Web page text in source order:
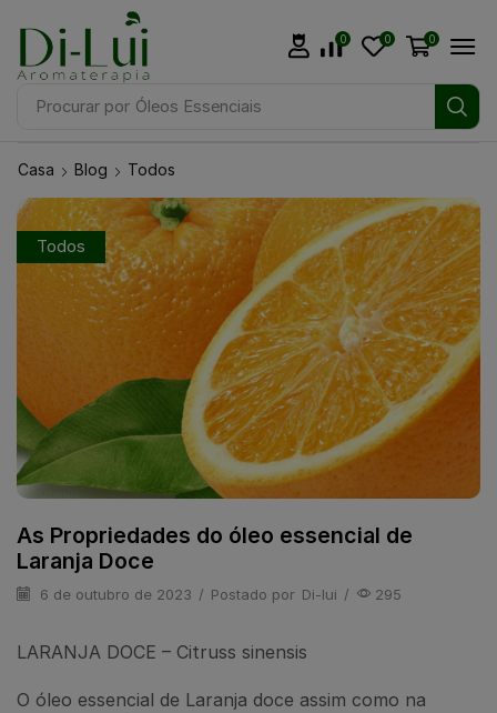
Procurar por Óleos Essenciais
0 0 0
Casa Blog Todos
Todos
As Propriedades do óleo essencial de
Laranja Doce
6 de outubro de 2023 / Postado por Di-lui / 295
LARANJA DOCE – Citruss sinensis
O óleo essencial de Laranja doce assim como na